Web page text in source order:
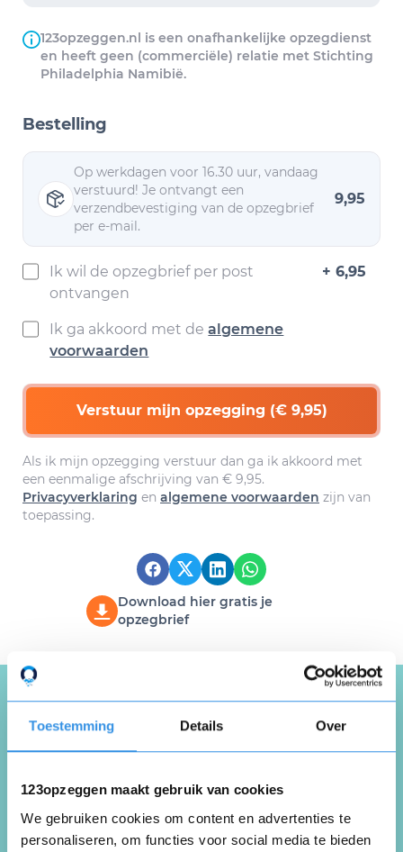
Toestemming Details Over
123opzeggen maakt gebruik van cookies
We gebruiken cookies om content en advertenties te
personaliseren, om functies voor social media te bieden
123opzeggen.nl is een onafhankelijke opzegdienst
en heeft geen (commerciële) relatie met Stichting
Philadelphia Namibië.
Bestelling
Op werkdagen voor 16.30 uur, vandaag
verstuurd! Je ontvangt een
verzendbevestiging van de opzegbrief
per e-mail.
9,95
Ik wil de opzegbrief per post
ontvangen
+ 6,95
Ik ga akkoord met dealgemene
voorwaarden
Verstuur mijn opzegging (€ 9,95)
Als ik mijn opzegging verstuur dan ga ik akkoord met
een eenmalige afschrijving van € 9,95.
Privacyverklaring en algemene voorwaarden zijn van
toepassing.
Download hier gratis je
opzegbrief
Schrijf een review over
Deel je ervaring met de opzegdienst van
123opzeggen